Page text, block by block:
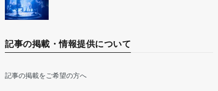
記事の掲載・情報提供について
記事の掲載をご希望の方へ